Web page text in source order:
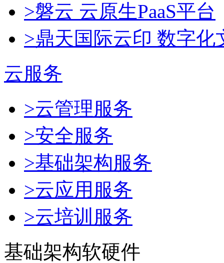
>磐云 云原生PaaS平台
>鼎天国际云印 数字化
云服务
>云管理服务
>安全服务
>基础架构服务
>云应用服务
>云培训服务
基础架构软硬件